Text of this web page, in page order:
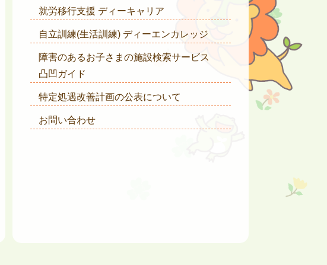
就労移行支援 ディーキャリア
自立訓練(生活訓練) ディーエンカレッジ
障害のあるお子さまの施設検索サービス
凸凹ガイド
特定処遇改善計画の公表について
お問い合わせ